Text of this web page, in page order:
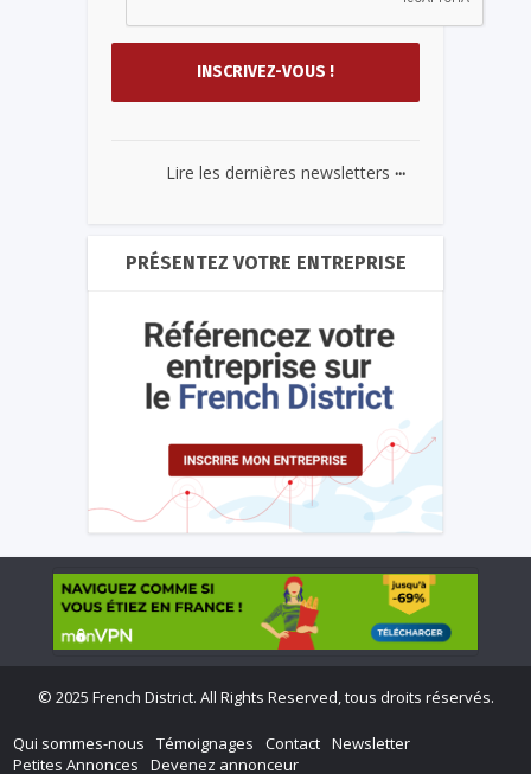
Lire les dernières newsletters ...
PRÉSENTEZ VOTRE ENTREPRISE
© 2025 French District. All Rights Reserved, tous droits réservés.
Qui sommes-nous Témoignages Contact Newsletter
Petites Annonces
Devenez annonceur